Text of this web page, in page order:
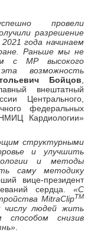
провели
разрешение
года начинаем
Раньше мы не
с МР высокого
возможность
Бойцов
внештатный
Центрального,
федеральных
Кардиологии»
структурными
и улучшить
и методы
саму методику
вице-президент
сердца. «С
MitraClipTM
числу людей жить
способом снизив